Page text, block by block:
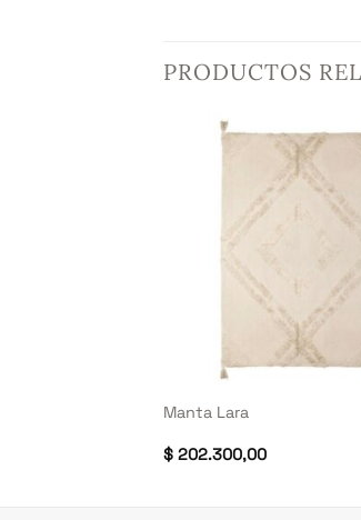
PRODUCTOS
Manta Lara
$202.300,00